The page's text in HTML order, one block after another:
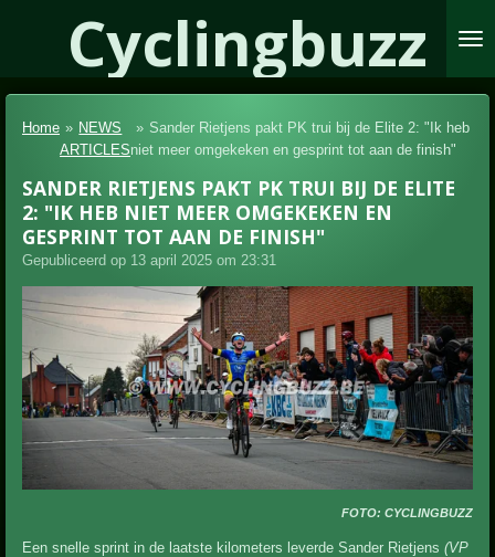
Cyclingbuzz
Home » NEWS
ARTICLES
» Sander Rietjens pakt PK trui bij de Elite 2: "Ik heb
niet meer omgekeken en gesprint tot aan de finish"
SANDER RIETJENS PAKT PK TRUI BIJ DE ELITE
2: "IK HEB NIET MEER OMGEKEKEN EN
GESPRINT TOT AAN DE FINISH"
Gepubliceerd op 13 april 2025 om 23:31
FOTO: CYCLINGBUZZ
Een snelle sprint in de laatste kilometers leverde Sander Rietjens (VP